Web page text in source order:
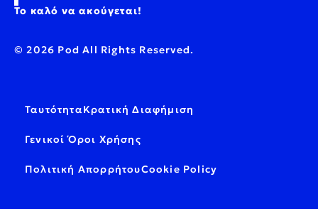
Το καλό να ακούγεται!
© 2026 Pod All Rights Reserved.
ΤαυτότηταΚρατική Διαφήμιση
Γενικοί Όροι Χρήσης
Πολιτική ΑπορρήτουCookie Policy